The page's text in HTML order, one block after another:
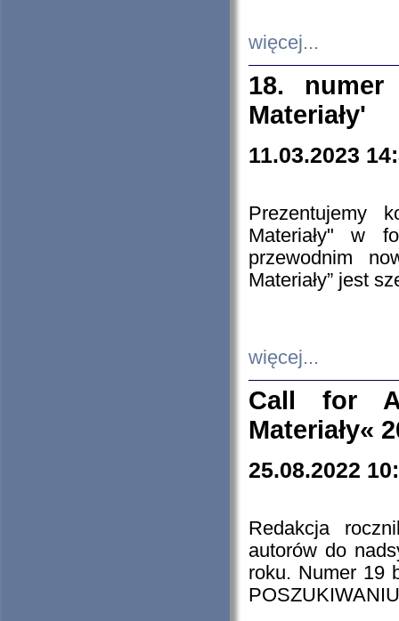
więcej...
18. numer
Materiały'
11.03.2023
Prezentujemy
Materiały" w
przewodnim
Materiały” jest
więcej...
Call for
Materiały«
25.08.2022
Redakcja
autorów do
roku. Numer 19